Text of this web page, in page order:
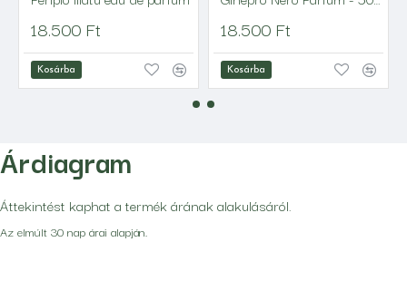
18.500 Ft
Kosárba
18.500 Ft
Kosárba
Árdiagram
Áttekintést kaphat a termék árának alakulásáról.
Az elmúlt 30 nap árai alapján.